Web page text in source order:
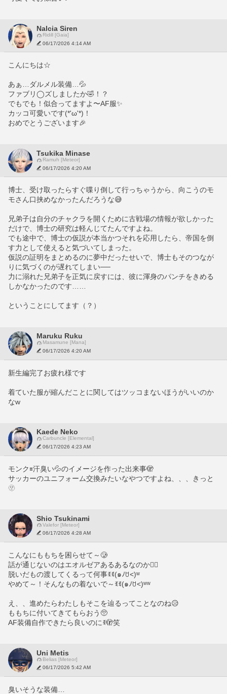
Nalcia Siren
Ridill [Gaia]
06/17/2026 4:14 AM
こんにちは☆
あぁ…ダルメル装備…💦
ファブリ◯ズしましたか🤣！？
でもでも！似合ってますよ〜AF服✨️
カッコ可愛いです(*'ω'*)！
おめでとうございます🎉
Tsukika Minase
Ramuh [Meteor]
06/17/2026 4:20 AM
博士、受け取ったらすぐ喋り倒して行っちゃうから、向こうのモ
モさん口挟めなかったんだろうな😅
兄弟子は自分のチャクラを開くために古戦場の情報が欲しかった
だけで、博士の研究は軽んじてたんですよね。
でも途中で、博士の仮説が本当かつそれを応用したら、帝国を倒
す力として使えると気づいてしまった。
仮説の証明をまとめるのに夢中だったせいで、博士もそのつなが
りに気づくのが遅れてしまい──
力に溺れた兄弟子を正気に戻すには、彼に渾身のパンチをきめる
しかなかったのです……
ということにしてます（？）
Maruku Ruku
Masamune [Mana]
06/17/2026 4:20 AM
新生編完了お疲れ様です
着ていた服が縮んだことに関してはツッコまないほうがいいのか
なw
Kaede Neko
Carbuncle [Elemental]
06/17/2026 4:23 AM
モンク🟰汗臭い💦のイメージを作った出来事🫣
サッカーのユニフォーム交換みたいなやつですよね、、、きっと
🫥
Shio Tsukinami
Valefor [Meteor]
06/17/2026 4:28 AM
こんなにももちを困らせて～🥲
話が通じないのはエオルゼアあるあるなのか😵‍💫
脱いだもの渡してくるって何事ꉂꉂ(๑ﾉꇴ˂)ʷ
やめて～！そんなもの着ないで～ꉂꉂ(๑ﾉꇴ˂)ʷʷ
え、、進めたらわたしもそこを辿るってことなのね😥
ももちに付いてきてもらおう🥺
AF装備自作できたら良いのにꉂ🫣笑
Uni Metis
Belias [Meteor]
06/17/2026 5:42 AM
臭いそうな装備…